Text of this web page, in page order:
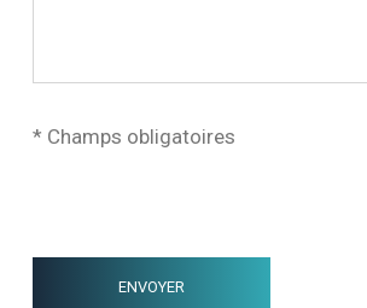
* Champs obligatoires